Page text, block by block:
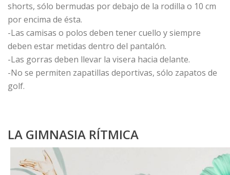
shorts, sólo bermudas por debajo de la rodilla o 10 cm
por encima de ésta.
-Las camisas o polos deben tener cuello y siempre
deben estar metidas dentro del pantalón.
-Las gorras deben llevar la visera hacia delante.
-No se permiten zapatillas deportivas, sólo zapatos de
golf.
LA GIMNASIA RÍTMICA